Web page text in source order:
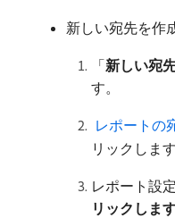
新しい宛先を作
「新しい宛
す。
レポートの
リックします
レポート設
リックします